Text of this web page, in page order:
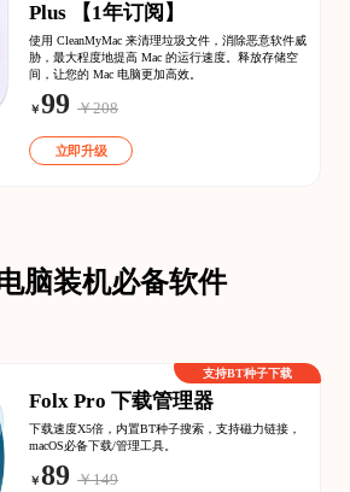
Plus 【1年订阅】
使用 CleanMyMac 来清理垃圾文件，消除恶意软件威
胁，最大程度地提高 Mac 的运行速度。释放存储空
间，让您的 Mac 电脑更加高效。
￥99 ￥208
立即升级
脑装机必备软件
Folx Pro 下载管理器
下载速度X5倍，内置BT种子搜索，支持磁力链接，
macOS必备下载/管理工具。
￥89 ￥149
支持BT种子下载